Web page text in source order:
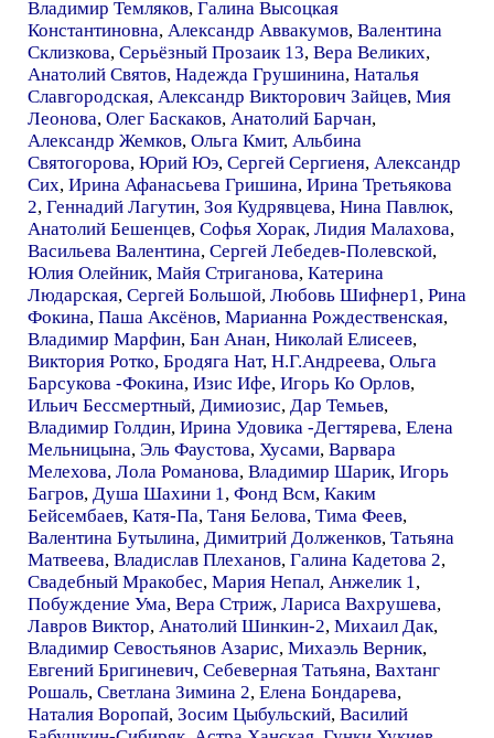
Владимир Темляков, Галина Высоцкая
Константиновна, Александр Аввакумов, Валентина
Склизкова, Серьёзный Прозаик 13, Вера Великих,
Анатолий Святов, Надежда Грушинина, Наталья
Славгородская, Александр Викторович Зайцев, Мия
Леонова, Олег Баскаков, Анатолий Барчан,
Александр Жемков, Ольга Кмит, Альбина
Святогорова, Юрий Юэ, Сергей Сергиеня, Александр
Сих, Ирина Афанасьева Гришина, Ирина Третьякова
2, Геннадий Лагутин, Зоя Кудрявцева, Нина Павлюк,
Анатолий Бешенцев, Софья Хорак, Лидия Малахова,
Васильева Валентина, Сергей Лебедев-Полевской,
Юлия Олейник, Майя Стриганова, Катерина
Людарская, Сергей Большой, Любовь Шифнер1, Рина
Фокина, Паша Аксёнов, Марианна Рождественская,
Владимир Марфин, Бан Анан, Николай Елисеев,
Виктория Ротко, Бродяга Нат, Н.Г.Андреева, Ольга
Барсукова -Фокина, Изис Ифе, Игорь Ко Орлов,
Ильич Бессмертный, Димиозис, Дар Темьев,
Владимир Голдин, Ирина Удовика -Дегтярева, Елена
Мельницына, Эль Фаустова, Хусами, Варвара
Мелехова, Лола Романова, Владимир Шарик, Игорь
Багров, Душа Шахини 1, Фонд Всм, Каким
Бейсембаев, Катя-Па, Таня Белова, Тима Феев,
Валентина Бутылина, Димитрий Долженков, Татьяна
Матвеева, Владислав Плеханов, Галина Кадетова 2,
Свадебный Мракобес, Мария Непал, Анжелик 1,
Побуждение Ума, Вера Стриж, Лариса Вахрушева,
Лавров Виктор, Анатолий Шинкин-2, Михаил Дак,
Владимир Севостьянов Азарис, Михаэль Верник,
Евгений Бригиневич, Себеверная Татьяна, Вахтанг
Рошаль, Светлана Зимина 2, Елена Бондарева,
Наталия Воропай, Зосим Цыбульский, Василий